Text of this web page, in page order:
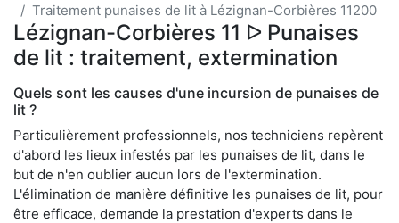
Traitement punaises de lit à Lézignan-Corbières 11200
Lézignan-Corbières 11 ᐅ Punaises
de lit : traitement, extermination
Quels sont les causes d'une incursion de punaises de
lit ?
Particulièrement professionnels, nos techniciens repèrent
d'abord les lieux infestés par les punaises de lit, dans le
but de n'en oublier aucun lors de l'extermination.
L'élimination de manière définitive les punaises de lit, pour
être efficace, demande la prestation d'experts dans le